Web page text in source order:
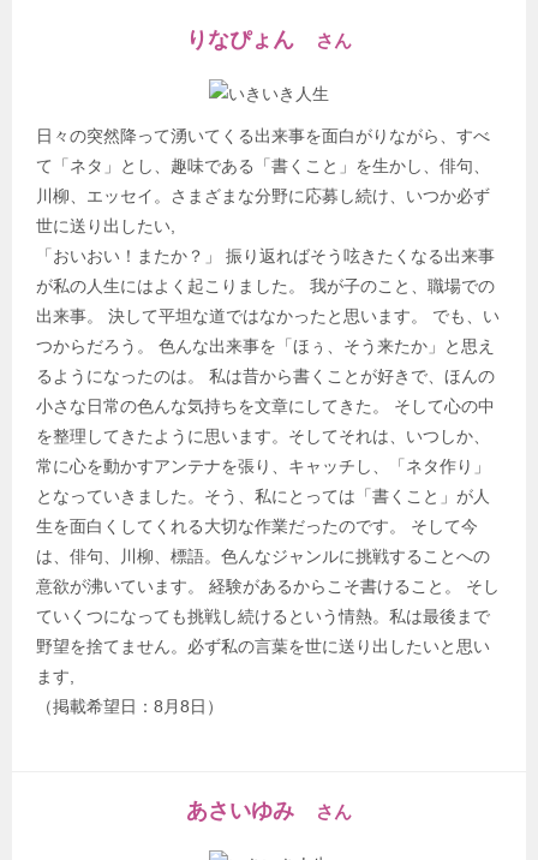
りなぴょん さん
日々の突然降って湧いてくる出来事を面白がりながら、すべ
て「ネタ」とし、趣味である「書くこと」を生かし、俳句、
川柳、エッセイ。さまざまな分野に応募し続け、いつか必ず
世に送り出したい,
「おいおい！またか？」 振り返ればそう呟きたくなる出来事
が私の人生にはよく起こりました。 我が子のこと、職場での
出来事。 決して平坦な道ではなかったと思います。 でも、い
つからだろう。 色んな出来事を「ほぅ、そう来たか」と思え
るようになったのは。 私は昔から書くことが好きで、ほんの
小さな日常の色んな気持ちを文章にしてきた。 そして心の中
を整理してきたように思います。そしてそれは、いつしか、
常に心を動かすアンテナを張り、キャッチし、「ネタ作り」
となっていきました。そう、私にとっては「書くこと」が人
生を面白くしてくれる大切な作業だったのです。 そして今
は、俳句、川柳、標語。色んなジャンルに挑戦することへの
意欲が沸いています。 経験があるからこそ書けること。 そし
ていくつになっても挑戦し続けるという情熱。私は最後まで
野望を捨てません。必ず私の言葉を世に送り出したいと思い
ます,
（掲載希望日：8月8日）
あさいゆみ さん